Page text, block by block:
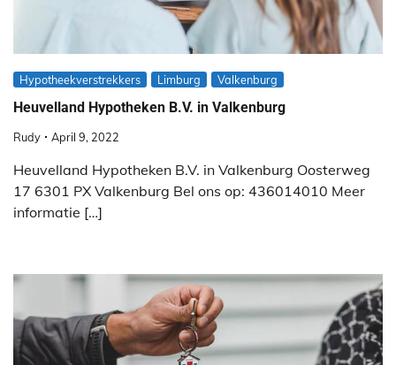
Hypotheekverstrekkers Limburg Valkenburg
Heuvelland Hypotheken B.V. in Valkenburg
Rudy April 9, 2022
Heuvelland Hypotheken B.V. in Valkenburg Oosterweg
17 6301 PX Valkenburg Bel ons op: 436014010 Meer
informatie […]